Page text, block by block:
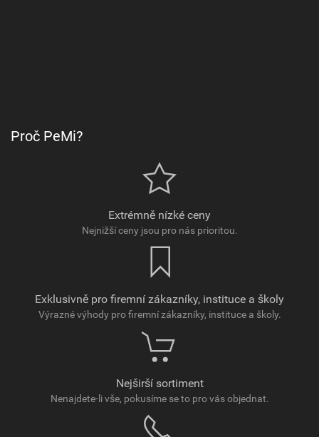
Proč PeMi?
Extrémně nízké ceny
Nejnižší ceny jsou pro nás prioritou.
Exklusivně pro firemní zákazníky, instituce a školy
Výrazné výhody pro firemní zákazníky, instituce a školy.
Nejširší sortiment
Nenajdete-li vše, pokusíme se to pro vás objednat.